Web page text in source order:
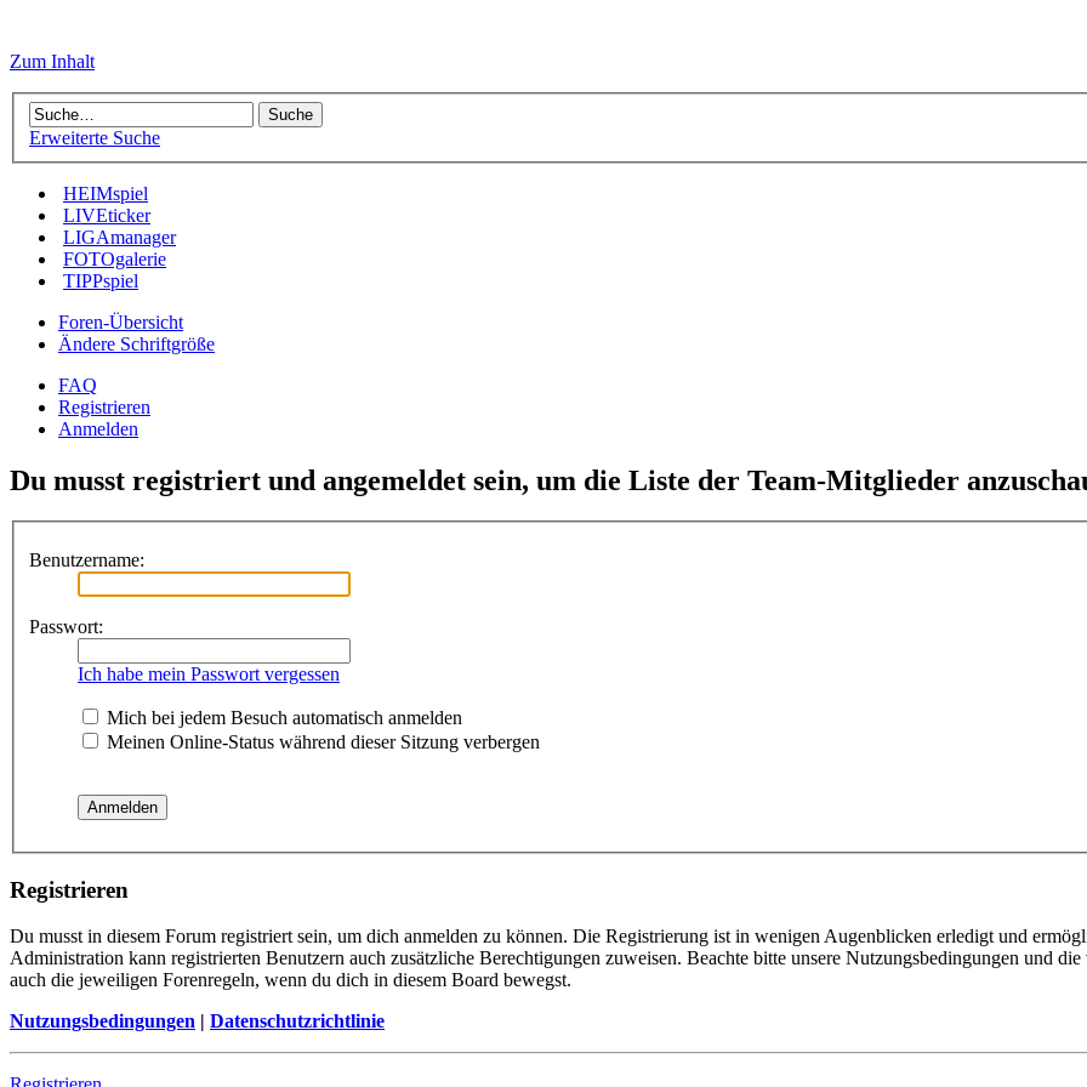
Zum Inhalt
Erweiterte Suche
HEIMspiel
LIVEticker
LIGAmanager
FOTOgalerie
TIPPspiel
Foren-Übersicht
Ändere Schriftgröße
FAQ
Registrieren
Anmelden
Du musst registriert und angemeldet sein, um die Liste der Team-Mitglieder
Benutzername:
Passwort:
Ich habe mein Passwort vergessen
Mich bei jedem Besuch automatisch anmelden
Meinen Online-Status während dieser Sitzung verbergen
Registrieren
Du musst in diesem Forum registriert sein, um dich anmelden zu können. Die Registrierung ist in wenigen Augenblicken erledigt und
Administration kann registrierten Benutzern auch zusätzliche Berechtigungen zuweisen. Beachte bitte unsere Nutzungsbedingungen und
auch die jeweiligen Forenregeln, wenn du dich in diesem Board bewegst.
Nutzungsbedingungen | Datenschutzrichtlinie